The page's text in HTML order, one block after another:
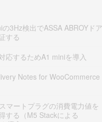
3Hz検出でASSA ABROYドア
する
応するためA1 miniを導入
Notes for WooCommerce
マートプラグの消費電力値を
する（M5 Stackによる